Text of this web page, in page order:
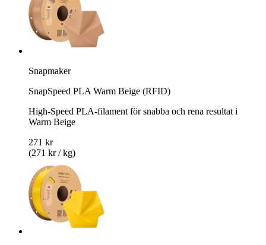
Snapmaker
SnapSpeed PLA Warm Beige (RFID)
High-Speed PLA-filament för snabba och rena resultat i
Warm Beige
271 kr
(271 kr / kg)